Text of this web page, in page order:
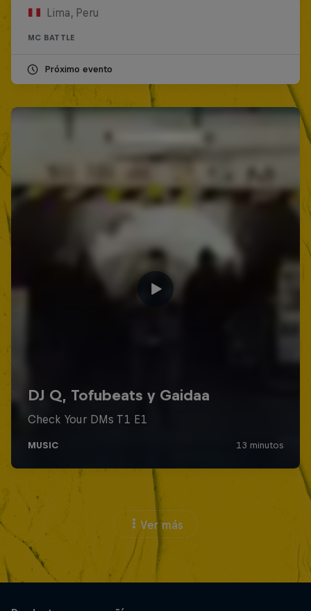
Lima, Peru
MC BATTLE
Próximo evento
Ver más